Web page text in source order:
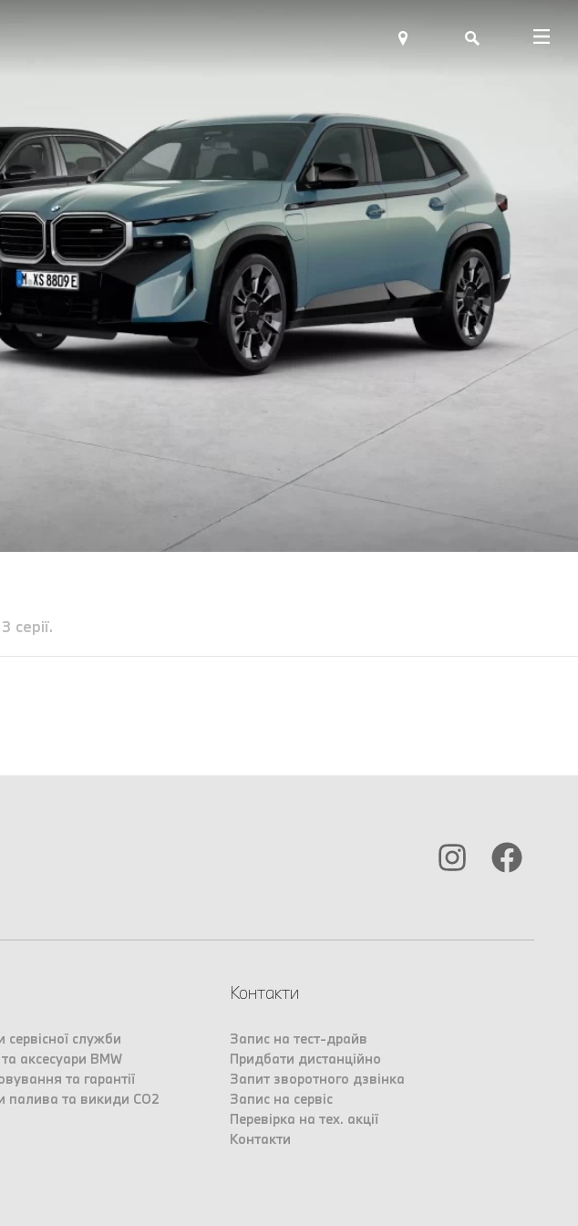
серії.
сервісної служби
аксесуари BMW
та гарантії
палива та викиди CO2
Контакти
Запис на тест-драйв
Придбати дистанційно
Запит зворотного дзвінка
Запис на сервіс
Перевірка на тех. акції
Контакти